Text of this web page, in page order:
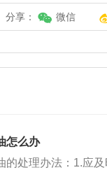
分享： 微信
怎么办
的处理办法：1.应